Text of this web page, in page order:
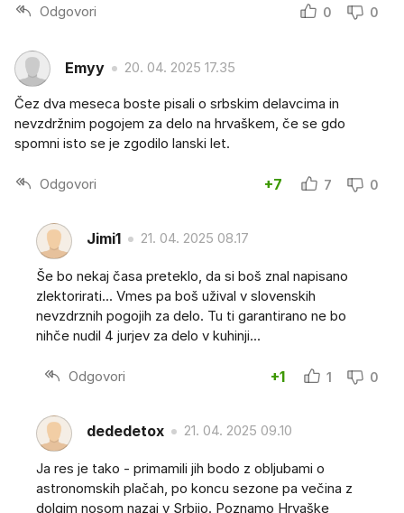
Odgovori 0 0
Emyy 20. 04. 2025 17.35
Čez dva meseca boste pisali o srbskim delavcima in
nevzdržnim pogojem za delo na hrvaškem, če se gdo
spomni isto se je zgodilo lanski let.
Odgovori +7 7 0
Jimi1 21. 04. 2025 08.17
Še bo nekaj časa preteklo, da si boš znal napisano
zlektorirati... Vmes pa boš užival v slovenskih
nevzdrznih pogojih za delo. Tu ti garantirano ne bo
nihče nudil 4 jurjev za delo v kuhinji...
Odgovori +1 1 0
dededetox 21. 04. 2025 09.10
Ja res je tako - primamili jih bodo z obljubami o
astronomskih plačah, po koncu sezone pa večina z
dolgim nosom nazaj v Srbijo. Poznamo Hrvaške